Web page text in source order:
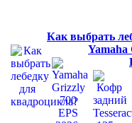
Как выбрать
Yamaha